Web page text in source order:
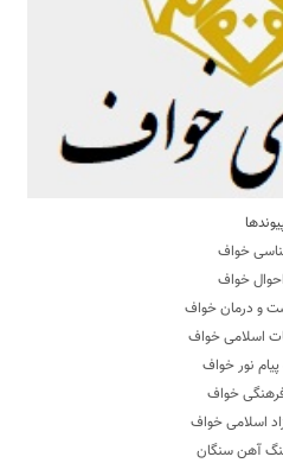
خواف
خواف
و درمان خواف
اسلامی خواف
نور خواف
خواف
اسلامی خواف
آهن سنگان